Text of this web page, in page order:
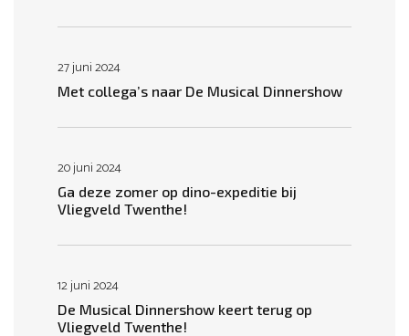
27 juni 2024
Met collega’s naar De Musical Dinnershow
20 juni 2024
Ga deze zomer op dino-expeditie bij
Vliegveld Twenthe!
12 juni 2024
De Musical Dinnershow keert terug op
Vliegveld Twenthe!